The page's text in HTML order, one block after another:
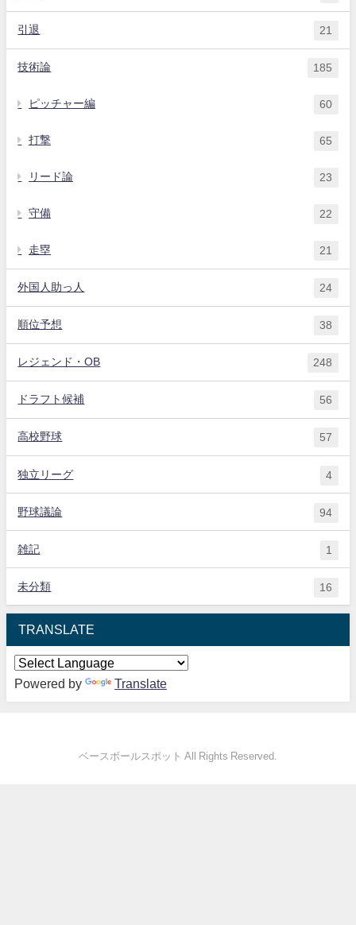
引退 21
技術論 185
ピッチャー編 60
打撃 65
リード論 23
守備 22
走塁 21
外国人助っ人 24
順位予想 38
レジェンド・OB 248
ドラフト候補 56
高校野球 57
独立リーグ 4
野球議論 94
雑記 1
未分類 16
TRANSLATE
Powered by Translate
ベースボールスポット All Rights Reserved.